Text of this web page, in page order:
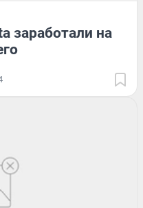
заработали на